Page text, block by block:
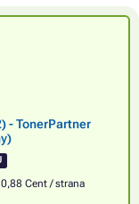
- TonerPartner
0,88 Cent / strana